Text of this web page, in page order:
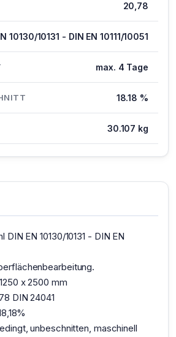
20,78
10130/10131 - DIN EN 10111/10051
max. 4 Tage
18.18 %
30.107 kg
EN 10130/10131 - DIN EN
x 2500 mm
DIN 24041
unbeschnitten, maschinell